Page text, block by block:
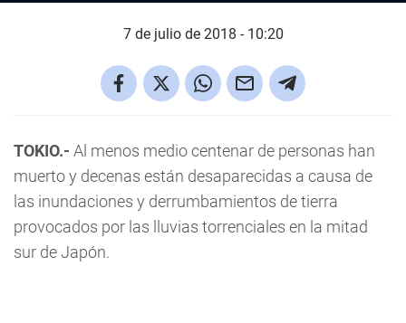
7 de julio de 2018 - 10:20
TOKIO.- Al menos medio centenar de personas han
muerto y decenas están desaparecidas a causa de
las inundaciones y derrumbamientos de tierra
provocados por las lluvias torrenciales en la mitad
sur de Japón.